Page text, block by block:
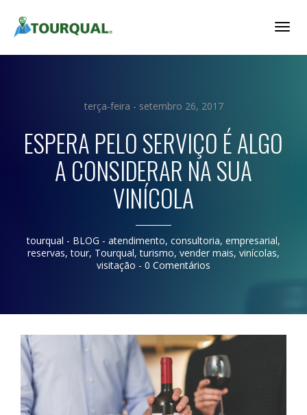
terça-feira - setembro 26, 2017
ESPERA PELO SERVIÇO É ALGO
A CONSIDERAR NA SUA
VINÍCOLA
tourqual - BLOG - atendimento, consultoria, empresarial,
reservas,tour, Tourqual,turismo, vender mais, vinícolas,
visitação - 0 Comentários